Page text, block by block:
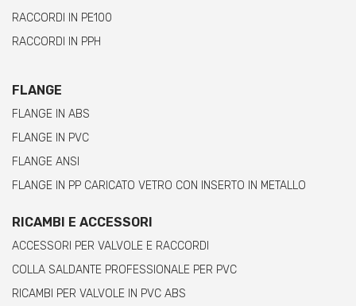
RACCORDI IN PE100
RACCORDI IN PPH
FLANGE
FLANGE IN ABS
FLANGE IN PVC
FLANGE ANSI
FLANGE IN PP CARICATO VETRO CON INSERTO IN METALLO
RICAMBI E ACCESSORI
ACCESSORI PER VALVOLE E RACCORDI
COLLA SALDANTE PROFESSIONALE PER PVC
RICAMBI PER VALVOLE IN PVC ABS